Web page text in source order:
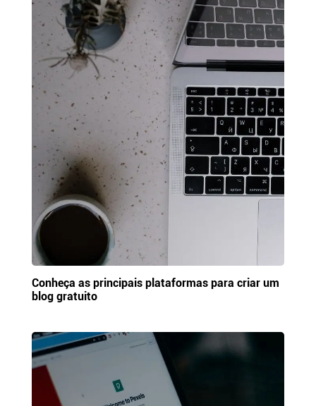
Conheça as principais plataformas para criar um
blog gratuito